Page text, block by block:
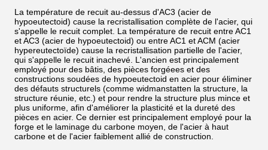
La température de recuit au-dessus d'AC3 (acier de
hypoeutectoid) cause la recristallisation complète de l'acier, qui
s'appelle le recuit complet. La température de recuit entre AC1
et AC3 (acier de hypoeutectoid) ou entre AC1 et ACM (acier
hypereutectoïde) cause la recristallisation partielle de l'acier,
qui s'appelle le recuit inachevé. L'ancien est principalement
employé pour des bâtis, des pièces forgéees et des
constructions soudées de hypoeutectoid en acier pour éliminer
des défauts structurels (comme widmanstatten la structure, la
structure réunie, etc.) et pour rendre la structure plus mince et
plus uniforme, afin d'améliorer la plasticité et la dureté des
pièces en acier. Ce dernier est principalement employé pour la
forge et le laminage du carbone moyen, de l'acier à haut
carbone et de l'acier faiblement allié de construction.